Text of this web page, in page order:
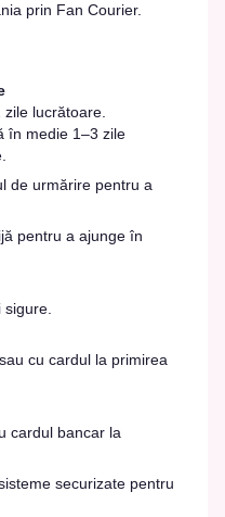
prin Fan Courier.
lucrătoare.
în medie 1–3 zile
de urmărire pentru a
pentru a ajunge în
cu cardul la primirea
cardul bancar la
securizate pentru